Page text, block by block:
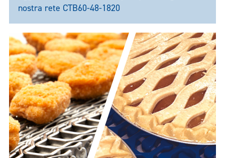
nostra rete CTB60-48-1820